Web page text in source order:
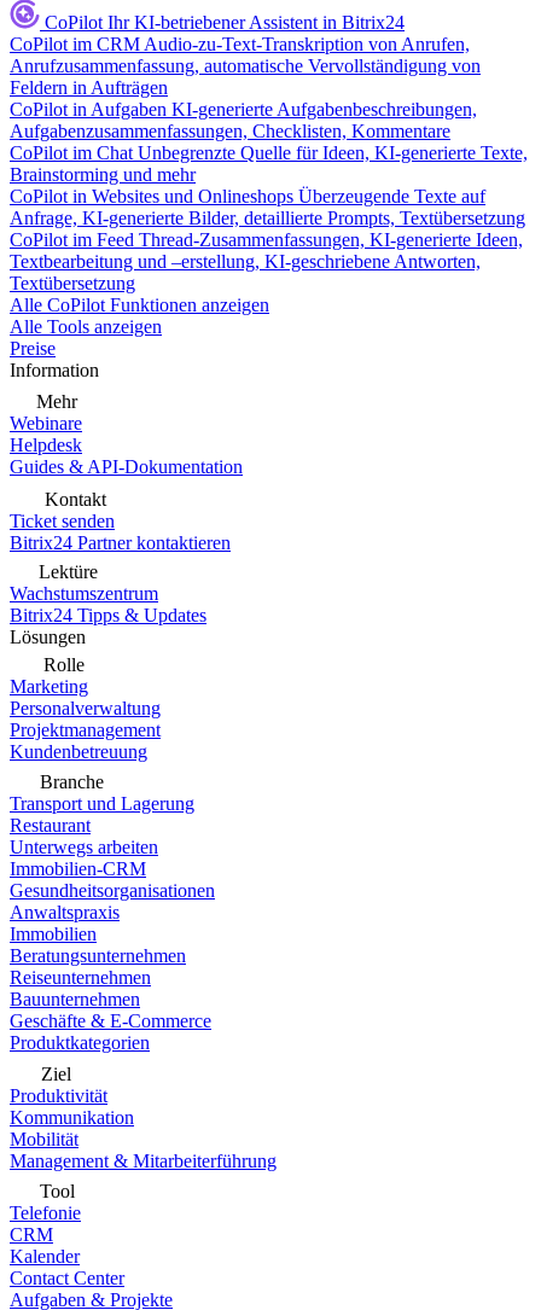
CoPilot Ihr KI-betriebener Assistent in Bitrix24
CoPilot im CRM Audio-zu-Text-Transkription von Anrufen,
Anrufzusammenfassung, automatische Vervollständigung von
Feldern in Aufträgen
CoPilot in Aufgaben KI-generierte Aufgabenbeschreibungen,
Aufgabenzusammenfassungen, Checklisten, Kommentare
CoPilot im Chat Unbegrenzte Quelle für Ideen, KI-generierte Texte,
Brainstorming und mehr
CoPilot in Websites und Onlineshops Überzeugende Texte auf
Anfrage, KI-generierte Bilder, detaillierte Prompts, Textübersetzung
CoPilot im Feed Thread-Zusammenfassungen, KI-generierte Ideen,
Textbearbeitung und –erstellung, KI-geschriebene Antworten,
Textübersetzung
Alle CoPilot Funktionen anzeigen
Alle Tools anzeigen
Preise
Information
Mehr
Webinare
Helpdesk
Guides & API-Dokumentation
Kontakt
Ticket senden
Bitrix24 Partner kontaktieren
Lektüre
Wachstumszentrum
Bitrix24 Tipps & Updates
Lösungen
Rolle
Marketing
Personalverwaltung
Projektmanagement
Kundenbetreuung
Branche
Transport und Lagerung
Restaurant
Unterwegs arbeiten
Immobilien-CRM
Gesundheitsorganisationen
Anwaltspraxis
Immobilien
Beratungsunternehmen
Reiseunternehmen
Bauunternehmen
Geschäfte & E-Commerce
Produktkategorien
Ziel
Produktivität
Kommunikation
Mobilität
Management & Mitarbeiterführung
Tool
Telefonie
CRM
Kalender
Contact Center
Aufgaben & Projekte